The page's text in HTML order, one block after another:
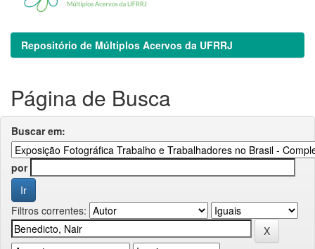
Repositório de Múltiplos Acervos da UFRRJ
Página de Busca
Buscar em:
por
Filtros correntes: